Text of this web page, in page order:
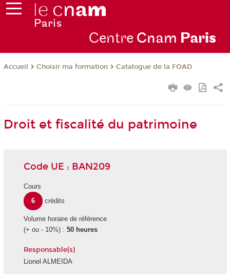
Centre Cnam Paris
Accueil Choisir ma formation Catalogue de la FOAD
Droit et fiscalité du patrimoine
Code UE : BAN209
Cours
6
crédits
Volume horaire de référence
(+ ou - 10%) : 50 heures
Responsable(s)
Lionel ALMEIDA